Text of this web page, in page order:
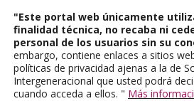
"Este portal web únicamente
finalidad técnica, no recaba ni
personal de los usuarios sin su
embargo, contiene enlaces a sitios
políticas de privacidad ajenas a la de
Intergeneracional que usted podrá
cuando acceda a ellos. " Más